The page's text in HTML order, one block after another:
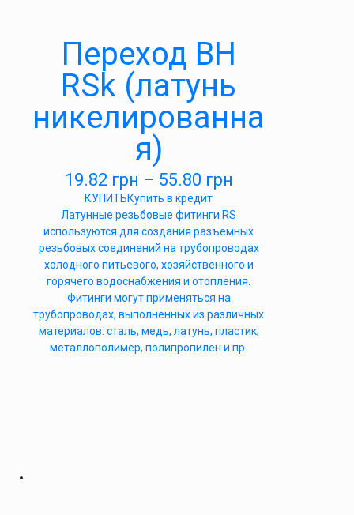
Переход ВН
RSk (латунь
никелированна
я)
19.82 грн – 55.80 грн
КУПИТЬКупить в кредит
Латунные резьбовые фитинги RS
используются для создания разъемных
резьбовых соединений на трубопроводах
холодного питьевого, хозяйственного и
горячего водоснабжения и отопления.
Фитинги могут применяться на
трубопроводах, выполненных из различных
материалов: сталь, медь, латунь, пластик,
металлополимер, полипропилен и пр.